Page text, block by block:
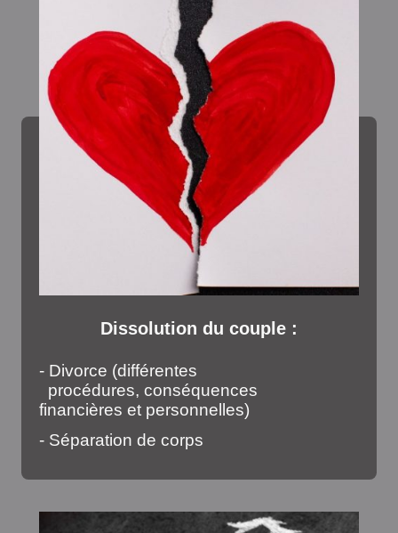
Dissolution du couple :
- Divorce (différentes
procédures, conséquences
financières et personnelles)
- Séparation de corps